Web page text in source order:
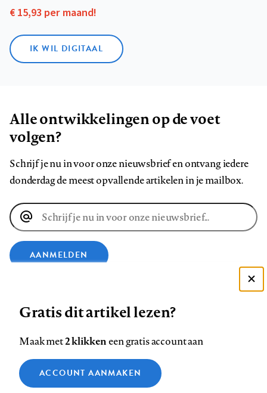
€ 15,93 per maand!
IK WIL DIGITAAL
Alle ontwikkelingen op de voet
volgen?
Schrijf je nu in voor onze nieuwsbrief en ontvang iedere
donderdag de meest opvallende artikelen in je mailbox.
E-
mailadres
AANMELDEN
op
Facebook
op
LinkedIn
op
Bluesky
ons
op
InstagramYouTube
Footer
Contact Colofon Disclaimer Privacy
Medische vragen verdienen
Zie onze cookie policy
Analytische cookies
Gratis dit artikel lezen?
Maak met2 klikkeneen gratis account aan
ACCOUNT AANMAKEN